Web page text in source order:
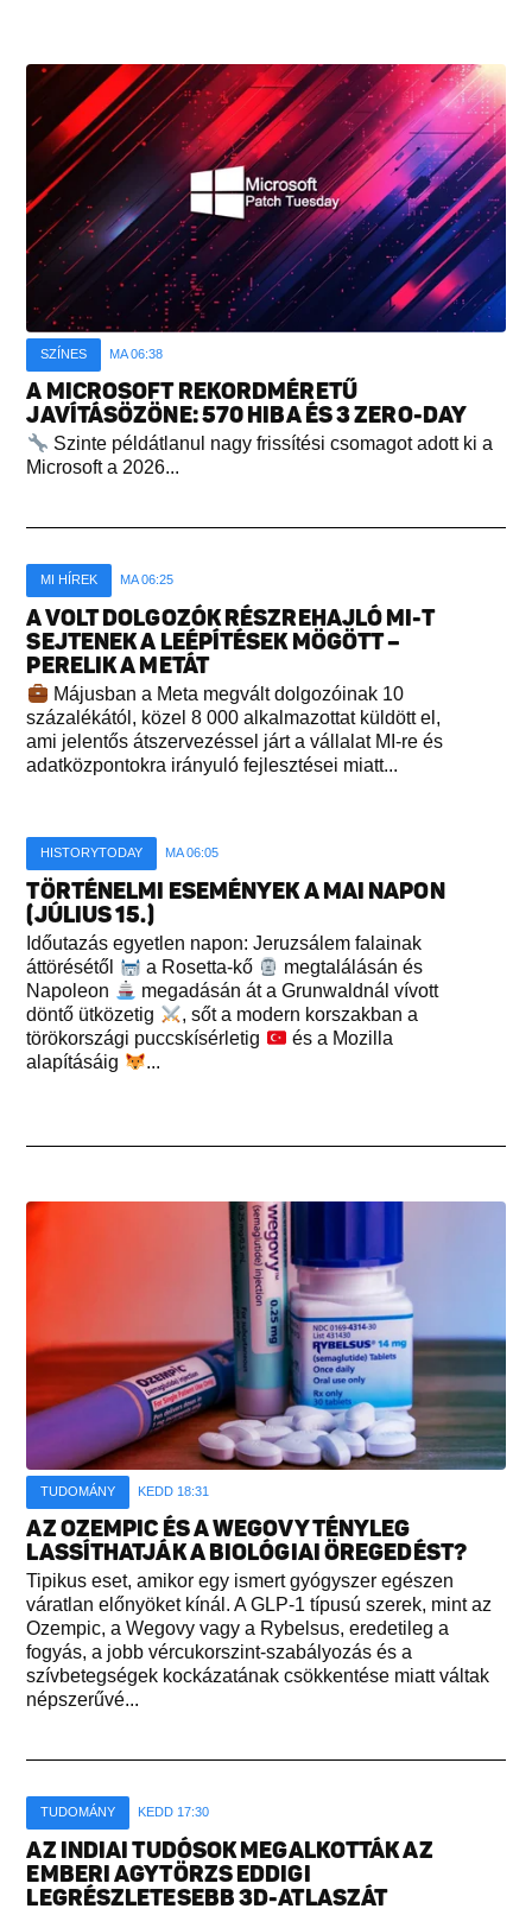
SZÍNES MA 06:38
A MICROSOFT REKORDMÉRETŰ
JAVÍTÁSÖZÖNE: 570 HIBA ÉS 3 ZERO-DAY
Szinte példátlanul nagy frissítési csomagot adott ki a
Microsoft a 2026...
MI HÍREK MA 06:25
A VOLT DOLGOZÓK RÉSZREHAJLÓ MI-T
SEJTENEK A LEÉPÍTÉSEK MÖGÖTT –
PERELIK A METÁT
Májusban a Meta megvált dolgozóinak 10
százalékától, közel 8 000 alkalmazottat küldött el,
ami jelentős átszervezéssel járt a vállalat MI-re és
adatközpontokra irányuló fejlesztései miatt...
HISTORYTODAY MA 06:05
TÖRTÉNELMI ESEMÉNYEK A MAI NAPON
(JÚLIUS 15.)
Időutazás egyetlen napon: Jeruzsálem falainak
áttörésétől
a Rosetta-kő
megtalálásán és
Napoleon
megadásán át a Grunwaldnál vívott
döntő ütközetig
, sőt a modern korszakban a
törökországi puccskísérletig
és a Mozilla
alapításáig
...
TUDOMÁNY KEDD 18:31
AZ OZEMPIC ÉS A WEGOVY TÉNYLEG
LASSÍTHATJÁK A BIOLÓGIAI ÖREGEDÉST?
Tipikus eset, amikor egy ismert gyógyszer egészen
váratlan előnyöket kínál. A GLP-1 típusú szerek, mint az
Ozempic, a Wegovy vagy a Rybelsus, eredetileg a
fogyás, a jobb vércukorszint-szabályozás és a
szívbetegségek kockázatának csökkentése miatt váltak
népszerűvé...
TUDOMÁNY KEDD 17:30
AZ INDIAI TUDÓSOK MEGALKOTTÁK AZ
EMBERI AGYTÖRZS EDDIGI
LEGRÉSZLETESEBB 3D-ATLASZÁT